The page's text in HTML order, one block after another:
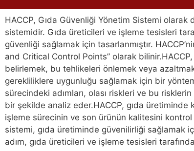
HACCP, Gıda Güvenliği Yönetim Sistemi
sistemidir. Gıda üreticileri ve işleme tesisleri
güvenliği sağlamak için tasarlanmıştır.
and Critical Control Points” olarak
belirlemek, bu tehlikeleri önlemek veya
gerekliliklere uygunluğu sağlamak için bir
sürecindeki adımları, olası riskleri ve bu risklerin
bir şekilde analiz eder.HACCP, gıda üretiminde
işleme sürecinin ve son ürünün kalitesini kontrol
sistemi, gıda üretiminde güvenilirliği sağlamak
adım, gıda üreticileri ve işleme tesisleri